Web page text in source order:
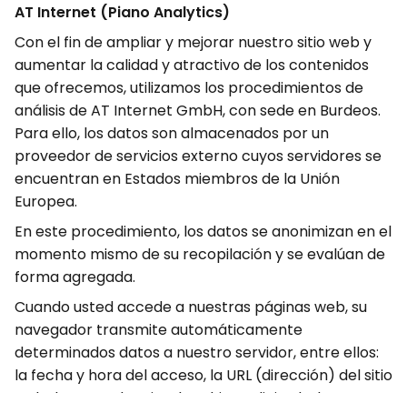
AT Internet (Piano Analytics)
Con el fin de ampliar y mejorar nuestro sitio web y
aumentar la calidad y atractivo de los contenidos
que ofrecemos, utilizamos los procedimientos de
análisis de AT Internet GmbH, con sede en Burdeos.
Para ello, los datos son almacenados por un
proveedor de servicios externo cuyos servidores se
encuentran en Estados miembros de la Unión
Europea.
En este procedimiento, los datos se anonimizan en el
momento mismo de su recopilación y se evalúan de
forma agregada.
Cuando usted accede a nuestras páginas web, su
navegador transmite automáticamente
determinados datos a nuestro servidor, entre ellos:
la fecha y hora del acceso, la URL (dirección) del sitio